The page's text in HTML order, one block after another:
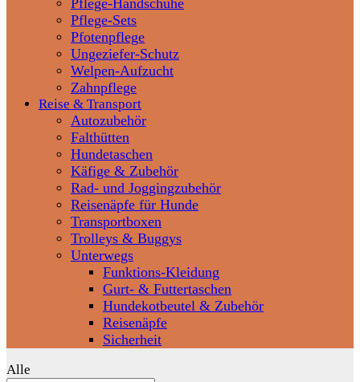
Pflege-Handschuhe
Pflege-Sets
Pfotenpflege
Ungeziefer-Schutz
Welpen-Aufzucht
Zahnpflege
Reise & Transport
Autozubehör
Falthütten
Hundetaschen
Käfige & Zubehör
Rad- und Joggingzubehör
Reisenäpfe für Hunde
Transportboxen
Trolleys & Buggys
Unterwegs
Funktions-Kleidung
Gurt- & Futtertaschen
Hundekotbeutel & Zubehör
Reisenäpfe
Sicherheit
Alle